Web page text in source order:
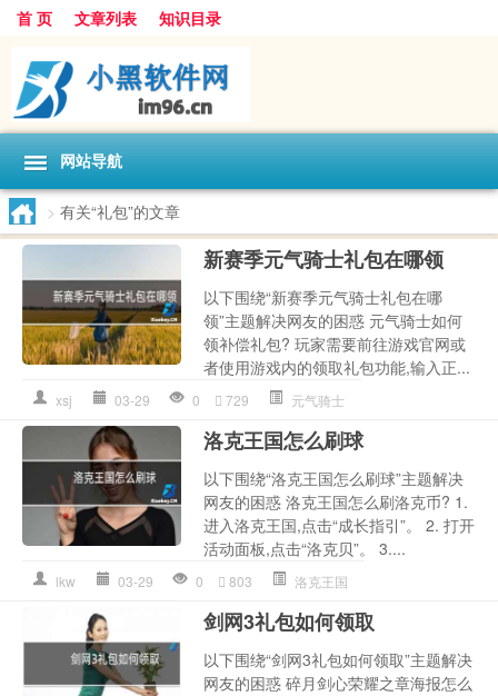
首 页 文章列表 知识目录
网站导航
> 有关“礼包”的文章
新赛季元气骑士礼包在哪领
以下围绕“新赛季元气骑士礼包在哪
领”主题解决网友的困惑 元气骑士如何
领补偿礼包? 玩家需要前往游戏官网或
者使用游戏内的领取礼包功能,输入正...
xsj 03-29 0 729 元气骑士
洛克王国怎么刷球
以下围绕“洛克王国怎么刷球”主题解决
网友的困惑 洛克王国怎么刷洛克币? 1.
进入洛克王国,点击“成长指引”。 2. 打开
活动面板,点击“洛克贝”。 3....
lkw 03-29 0 803 洛克王国
剑网3礼包如何领取
以下围绕“剑网3礼包如何领取”主题解决
网友的困惑 碎月剑心荣耀之章海报怎么